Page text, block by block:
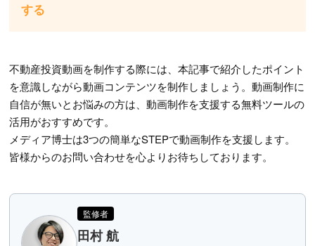
する
不動産投資動画を制作する際には、本記事で紹介したポイント
を意識しながら動画コンテンツを制作しましょう。動画制作に
自信が無いとお悩みの方は、動画制作を支援する無料ツールの
活用がおすすめです。
メディア博士は3つの簡単なSTEPで動画制作を支援します。
皆様からのお問い合わせを心よりお待ちしております。
監修者
田村 航